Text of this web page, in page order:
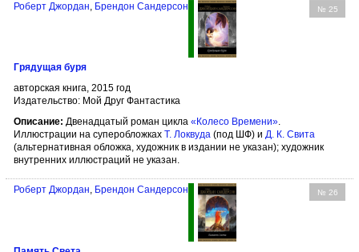
№ 25
Роберт Джордан, Брендон Сандерсон
Грядущая буря
авторская книга, 2015 год
Издательство: Мой Друг Фантастика
Описание: Двенадцатый роман цикла «Колесо Времени».
Иллюстрации на суперобложках Т. Локвуда (под ШФ) и Д. К. Свита
(альтернативная обложка, художник в издании не указан); художник
внутренних иллюстраций не указан.
№ 26
Роберт Джордан, Брендон Сандерсон